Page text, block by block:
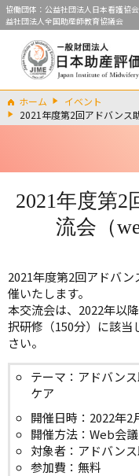
協働団体：公益社団法人日本看護協
益社団法人全国助産師教育協議会
ホーム
イベント
2021年度第2回アドバンス
2021年度第
流会（
2021年度第2回アドバ
催いたします。
本交流会は、2022年以
択研修（150分）に該当
さい。
テーマ：アドバン
ケア
開催日時：2022年2
開催方法：Web会
対象者：アドバン
参加費：無料